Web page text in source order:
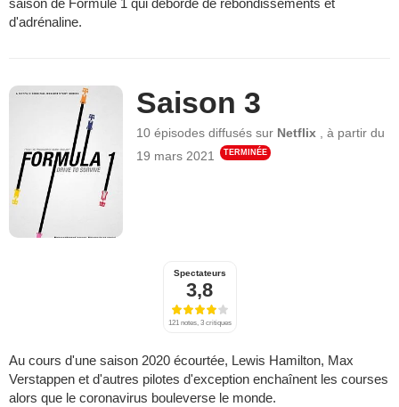
saison de Formule 1 qui déborde de rebondissements et
d'adrénaline.
Saison 3
10 épisodes diffusés sur Netflix ,à partir du
19 mars 2021
TERMINÉE
Spectateurs
3,8
121 notes, 3 critiques
Au cours d'une saison 2020 écourtée, Lewis Hamilton, Max
Verstappen et d'autres pilotes d'exception enchaînent les courses
alors que le coronavirus bouleverse le monde.